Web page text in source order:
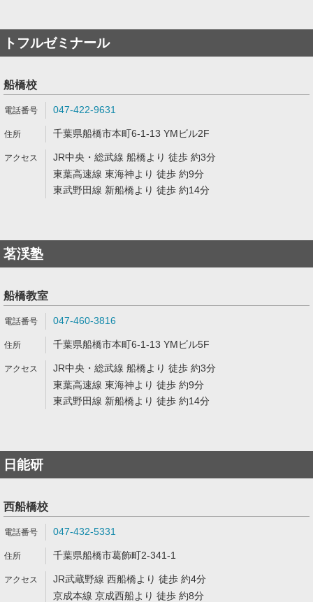
トフルゼミナール
船橋校
047-422-9631
千葉県船橋市本町6-1-13 YMビル2F
JR中央・総武線 船橋より 徒歩 約3分
東葉高速線 東海神より 徒歩 約9分
東武野田線 新船橋より 徒歩 約14分
茗渓塾
船橋教室
047-460-3816
千葉県船橋市本町6-1-13 YMビル5F
JR中央・総武線 船橋より 徒歩 約3分
東葉高速線 東海神より 徒歩 約9分
東武野田線 新船橋より 徒歩 約14分
日能研
西船橋校
047-432-5331
千葉県船橋市葛飾町2-341-1
JR武蔵野線 西船橋より 徒歩 約4分
京成本線 京成西船より 徒歩 約8分